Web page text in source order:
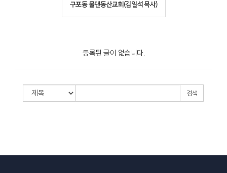
구포동 물댄동산교회(김일석 목사)
등록된 글이 없습니다.
검색